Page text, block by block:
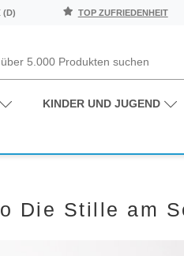
(D) TOP ZUFRIEDENHEIT
KINDER UND JUGEND
Die Stille am